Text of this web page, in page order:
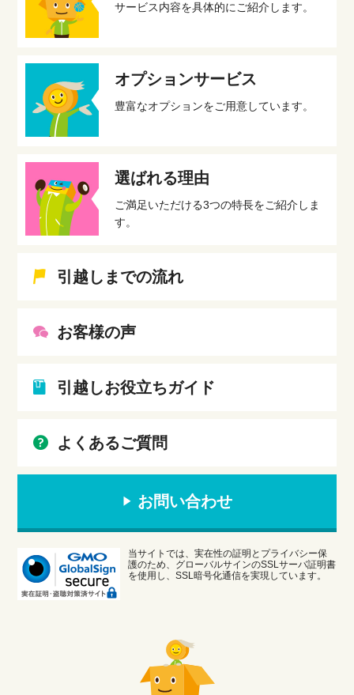
サービス内容を具体的にご紹介します。
オプションサービス
豊富なオプションをご用意しています。
選ばれる理由
ご満足いただける3つの特長をご紹介しま
す。
引越しまでの流れ
お客様の声
引越しお役立ちガイド
よくあるご質問
お問い合わせ
当サイトでは、実在性の証明とプライバシー保
護のため、グローバルサインのSSLサーバ証明書
を使用し、SSL暗号化通信を実現しています。